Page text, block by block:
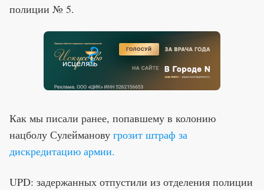
полиции № 5.
Как мы писали ранее, попавшему в колонию
нацболу Сулейманову грозит штраф за
дискредитацию армии.
UPD: задержанных отпустили из отделения полиции